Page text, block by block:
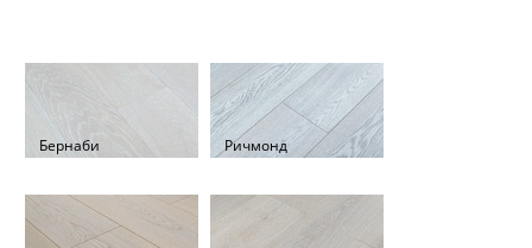
Бернаби Ричмонд